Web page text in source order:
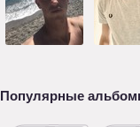
Популярные